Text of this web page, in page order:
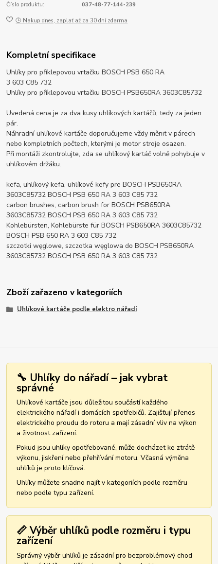
Číslo produktu: 037-48-77-144-239
🕒 Nakup dnes, zaplať až za 30 dní zdarma
Kompletní specifikace
Uhlíky pro příklepovou vrtačku BOSCH PSB 650 RA
3 603 C85 732
Uhlíky pro příklepovou vrtačku BOSCH PSB650RA 3603C85732
Uvedená cena je za dva kusy uhlíkových kartáčů, tedy za jeden
pár.
Náhradní uhlíkové kartáče doporučujeme vždy měnit v párech
nebo kompletních počtech, kterými je motor stroje osazen.
Při montáži zkontrolujte, zda se uhlíkový kartáč volně pohybuje v
uhlíkovém držáku.
kefa, uhlíkový kefa, uhlíkové kefy pre BOSCH PSB650RA
3603C85732 BOSCH PSB 650 RA 3 603 C85 732
carbon brushes, carbon brush for BOSCH PSB650RA
3603C85732 BOSCH PSB 650 RA 3 603 C85 732
Kohlebürsten, Kohlebürste für BOSCH PSB650RA 3603C85732
BOSCH PSB 650 RA 3 603 C85 732
szczotki węglowe, szczotka węglowa do BOSCH PSB650RA
3603C85732 BOSCH PSB 650 RA 3 603 C85 732
Zboží zařazeno v kategoriích
Uhlíkové kartáče podle elektro nářadí
🔧 Uhlíky do nářadí – jak vybrat
správné
Uhlíkové kartáče jsou důležitou součástí každého
elektrického nářadí i domácích spotřebičů. Zajišťují přenos
elektrického proudu do rotoru a mají zásadní vliv na výkon
a životnost zařízení.
Pokud jsou uhlíky opotřebované, může docházet ke ztrátě
výkonu, jiskření nebo přehřívání motoru. Včasná výměna
uhlíků je proto klíčová.
Uhlíky můžete snadno najít v kategoriích podle rozměru
nebo podle typu zařízení.
📏 Výběr uhlíků podle rozměru i typu
zařízení
Správný výběr uhlíků je zásadní pro bezproblémový chod